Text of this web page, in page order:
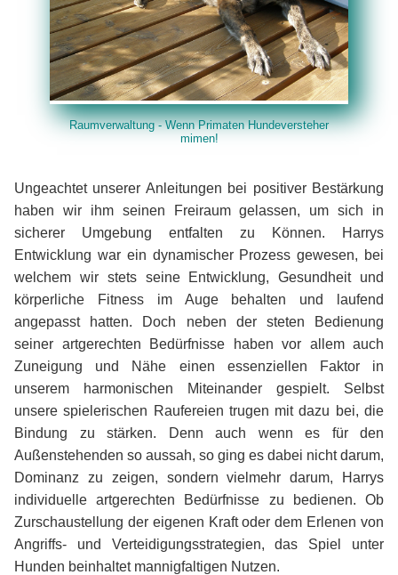
Raumverwaltung - Wenn Primaten Hundeversteher
mimen!
Ungeachtet unserer Anleitungen bei positiver Bestärkung
haben wir ihm seinen Freiraum gelassen, um sich in
sicherer Umgebung entfalten zu Können. Harrys
Entwicklung war ein dynamischer Prozess gewesen, bei
welchem wir stets seine Entwicklung, Gesundheit und
körperliche Fitness im Auge behalten und laufend
angepasst hatten. Doch neben der steten Bedienung
seiner artgerechten Bedürfnisse haben vor allem auch
Zuneigung und Nähe einen essenziellen Faktor in
unserem harmonischen Miteinander gespielt. Selbst
unsere spielerischen Raufereien trugen mit dazu bei, die
Bindung zu stärken. Denn auch wenn es für den
Außenstehenden so aussah, so ging es dabei nicht darum,
Dominanz zu zeigen, sondern vielmehr darum, Harrys
individuelle artgerechten Bedürfnisse zu bedienen. Ob
Zurschaustellung der eigenen Kraft oder dem Erlenen von
Angriffs- und Verteidigungsstrategien, das Spiel unter
Hunden beinhaltet mannigfaltigen Nutzen.